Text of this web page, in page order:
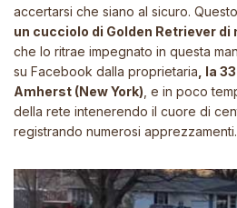
accertarsi che siano al sicuro.
un cucciolo di Golden Retriever di
che lo ritrae impegnato in questa
su Facebook dalla proprietaria , la
Amherst (New York) , e in poco
della rete intenerendo il cuore di
registrando numerosi apprezzamenti.